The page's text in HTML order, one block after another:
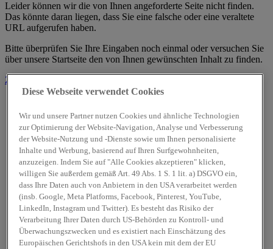
Leider können wir die von Ihnen angeforderte Seite nicht finden.
Das könnte daran liegen, dass Sie eine falsche oder eine veraltete
URL aufgerufen haben.
Bitte überprüfen Sie Ihre Eingaben noch einmal oder versuchen Sie
über unsere Startseite den von Ihnen gewünschten Inhalt zu finden.
Zur Startseite
Diese Webseite verwendet Cookies
Wir und unsere Partner nutzen Cookies und ähnliche Technologien
zur Optimierung der Website-Navigation, Analyse und Verbesserung
der Website-Nutzung und -Dienste sowie um Ihnen personalisierte
Inhalte und Werbung, basierend auf Ihren Surfgewohnheiten,
anzuzeigen. Indem Sie auf "Alle Cookies akzeptieren" klicken,
willigen Sie außerdem gemäß Art. 49 Abs. 1 S. 1 lit. a) DSGVO ein,
dass Ihre Daten auch von Anbietern in den USA verarbeitet werden
(insb. Google, Meta Platforms, Facebook, Pinterest, YouTube,
LinkedIn, Instagram und Twitter). Es besteht das Risiko der
Verarbeitung Ihrer Daten durch US-Behörden zu Kontroll- und
Überwachungszwecken und es existiert nach Einschätzung des
Europäischen Gerichtshofs in den USA kein mit dem der EU